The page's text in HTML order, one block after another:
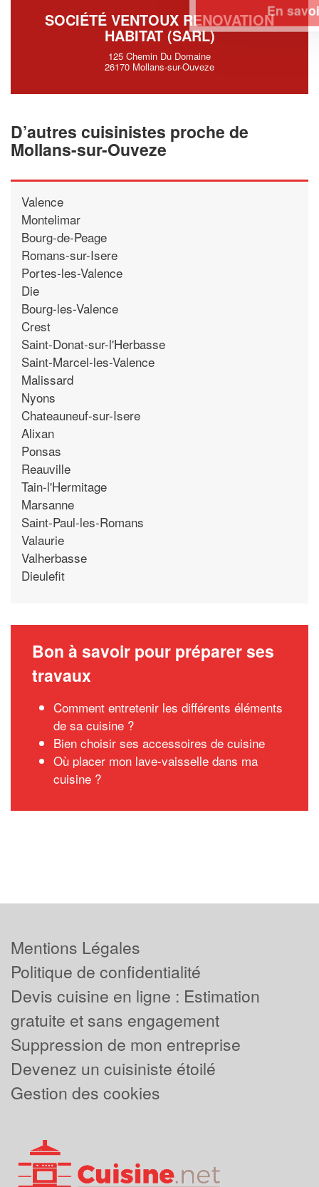
SOCIÉTÉ VENTOUX RENOVATION
HABITAT (SARL)
125 Chemin Du Domaine
26170 Mollans-sur-Ouveze
D’autres cuisinistes proche de
Mollans-sur-Ouveze
Valence
Montelimar
Bourg-de-Peage
Romans-sur-Isere
Portes-les-Valence
Die
Bourg-les-Valence
Crest
Saint-Donat-sur-l'Herbasse
Saint-Marcel-les-Valence
Malissard
Nyons
Chateauneuf-sur-Isere
Alixan
Ponsas
Reauville
Tain-l'Hermitage
Marsanne
Saint-Paul-les-Romans
Valaurie
Valherbasse
Dieulefit
Bon à savoir pour préparer ses
travaux
Comment entretenir les différents éléments
de sa cuisine ?
Bien choisir ses accessoires de cuisine
Où placer mon lave-vaisselle dans ma
cuisine ?
En savoir plus
Mentions Légales
Politique de confidentialité
Devis cuisine en ligne : Estimation
gratuite et sans engagement
Suppression de mon entreprise
Devenez un cuisiniste étoilé
Gestion des cookies